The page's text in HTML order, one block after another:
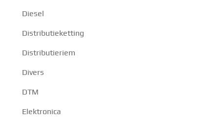
Diesel
Distributieketting
Distributieriem
Divers
DTM
Elektronica